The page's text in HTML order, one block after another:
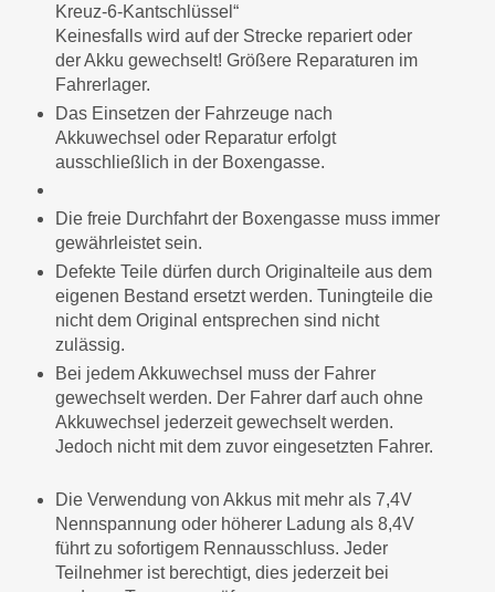
Kreuz-6-Kantschlüssel“
Keinesfalls wird auf der Strecke repariert oder
der Akku gewechselt! Größere Reparaturen im
Fahrerlager.
Das Einsetzen der Fahrzeuge nach
Akkuwechsel oder Reparatur erfolgt
ausschließlich in der Boxengasse.
Die freie Durchfahrt der Boxengasse muss immer
gewährleistet sein.
Defekte Teile dürfen durch Originalteile aus dem
eigenen Bestand ersetzt werden. Tuningteile die
nicht dem Original entsprechen sind nicht
zulässig.
Bei jedem Akkuwechsel muss der Fahrer
gewechselt werden. Der Fahrer darf auch ohne
Akkuwechsel jederzeit gewechselt werden.
Jedoch nicht mit dem zuvor eingesetzten Fahrer.
Die Verwendung von Akkus mit mehr als 7,4V
Nennspannung oder höherer Ladung als 8,4V
führt zu sofortigem Rennausschluss. Jeder
Teilnehmer ist berechtigt, dies jederzeit bei